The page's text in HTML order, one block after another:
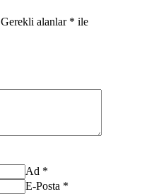
Gerekli alanlar * ile
Ad *
E-Posta *